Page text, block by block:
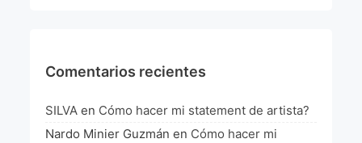
Comentarios recientes
SILVA en Cómo hacer mi statement de artista?
Nardo Minier Guzmán en Cómo hacer mi